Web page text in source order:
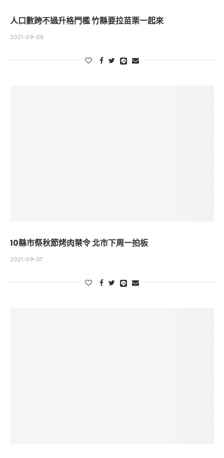
人口數跨不過升格門檻 竹縣要拉苗栗一起來
2021-09-08
10縣市祭秋節烤肉禁令 北市下周一拍板
2021-09-07